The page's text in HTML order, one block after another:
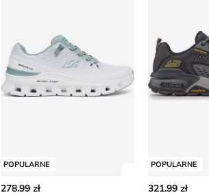
POPULARNE
278.99 zł
POPULARNE
321.99 zł